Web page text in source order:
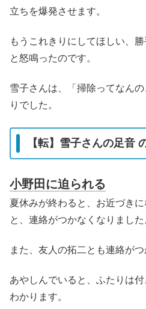
立ちを爆発させます。
もうこれきりにしてほしい、
と怒鳴ったのです。
雪子さんは、「掃除ってなん
りでした。
【転】雪子さんの足音
小野田に迫られる
夏休みが終わると、お近づき
と、連絡がつかなくなりました
また、友人の拓二とも連絡がつ
あやしんでいると、ふたりは
わかります。